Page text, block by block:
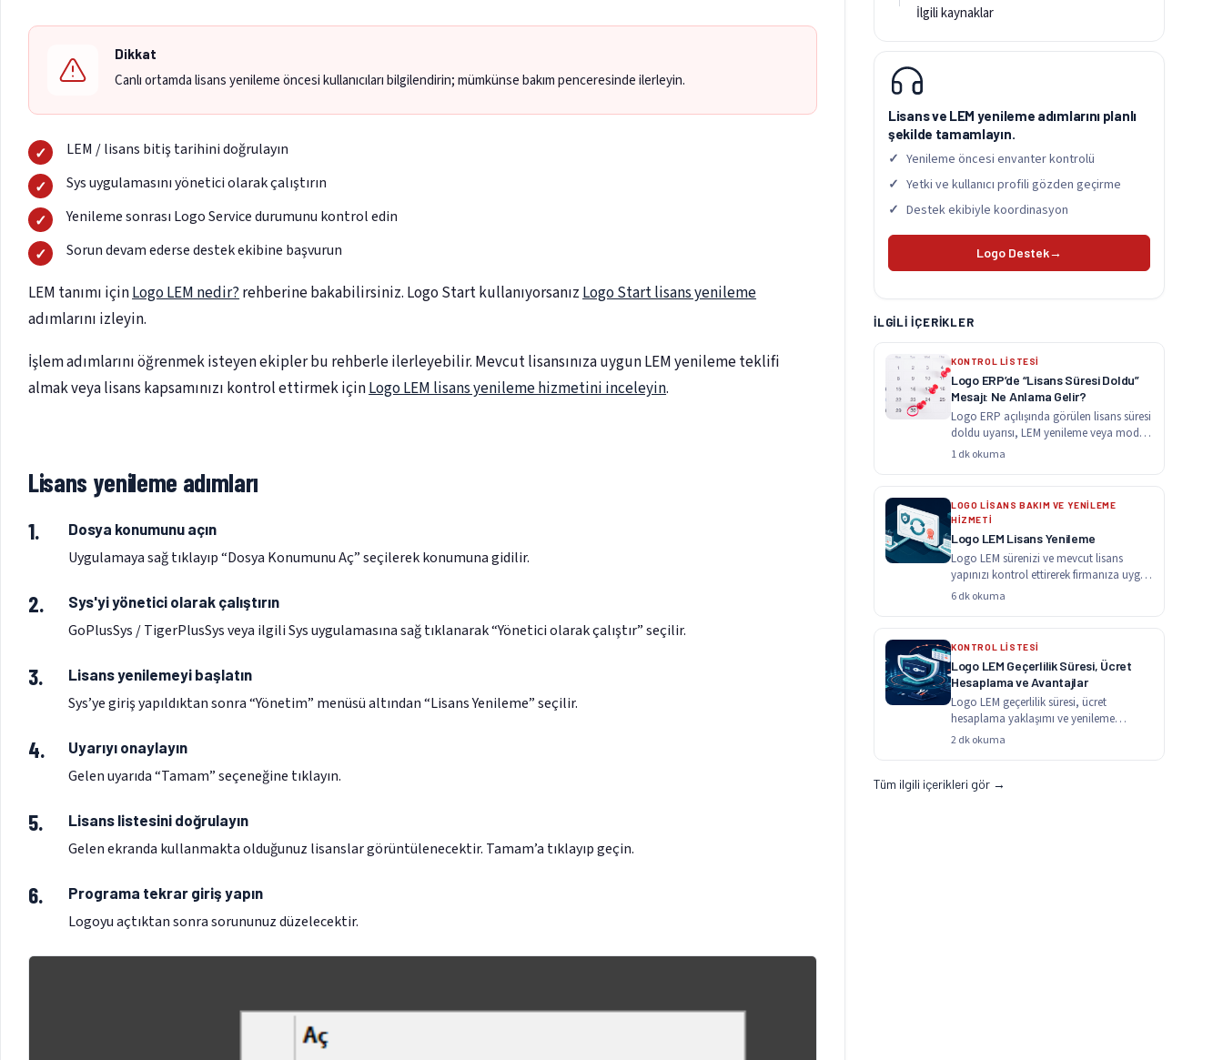
Dikkat
Canlı ortamda lisans yenileme öncesi kullanıcıları bilgilendirin; mümkünse bakım penceresinde ilerleyin.
LEM / lisans bitiş tarihini doğrulayın
Sys uygulamasını yönetici olarak çalıştırın
Yenileme sonrası Logo Service durumunu kontrol edin
Sorun devam ederse destek ekibine başvurun
LEM tanımı içinLogo LEM nedir?rehberine bakabilirsiniz. Logo Start kullanıyorsanızLogo Start lisans yenileme
adımlarını izleyin.
İşlem adımlarını öğrenmek isteyen ekipler bu rehberle ilerleyebilir. Mevcut lisansınıza uygun LEM yenileme teklifi
almak veya lisans kapsamınızı kontrol ettirmek içinLogo LEM lisans yenileme hizmetini inceleyin.
Lisans yenileme adımları
Dosya konumunu açın
Uygulamaya sağ tıklayıp “Dosya Konumunu Aç” seçilerek konumuna gidilir.
Sys'yi yönetici olarak çalıştırın
GoPlusSys / TigerPlusSys veya ilgili Sys uygulamasına sağ tıklanarak “Yönetici olarak çalıştır” seçilir.
Lisans yenilemeyi başlatın
Sys’ye giriş yapıldıktan sonra “Yönetim” menüsü altından “Lisans Yenileme” seçilir.
Uyarıyı onaylayın
Gelen uyarıda “Tamam” seçeneğine tıklayın.
Lisans listesini doğrulayın
Gelen ekranda kullanmakta olduğunuz lisanslar görüntülenecektir. Tamam’a tıklayıp geçin.
Programa tekrar giriş yapın
Logoyu açtıktan sonra sorununuz düzelecektir.
İlgili kaynaklar
Lisans ve LEM yenileme adımlarını planlı
şekilde tamamlayın.
Yenileme öncesi envanter kontrolü
Yetki ve kullanıcı profili gözden geçirme
Destek ekibiyle koordinasyon
Logo Destek→
İLGILI İÇERIKLER
KONTROL LİSTESİ
Logo ERP’de “Lisans Süresi Doldu”
Mesajı: Ne Anlama Gelir?
Logo ERP açılışında görülen lisans süresi
doldu uyarısı, LEM yenileme veya modül
kapsamı ile…
1 dk okuma
LOGO LİSANS BAKIM VE YENİLEME
HİZMETİ
Logo LEM Lisans Yenileme
Logo LEM sürenizi ve mevcut lisans
yapınızı kontrol ettirerek firmanıza uygun
yenileme teklifini alın.…
6 dk okuma
KONTROL LİSTESİ
Logo LEM Geçerlilik Süresi, Ücret
Hesaplama ve Avantajlar
Logo LEM geçerlilik süresi, ücret
hesaplama yaklaşımı ve yenileme
avantajları — tanım için LEM…
2 dk okuma
Tüm ilgili içerikleri gör →